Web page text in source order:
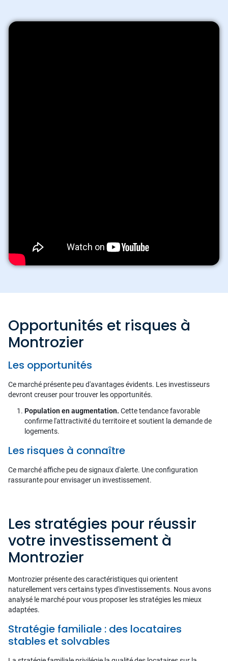
Opportunités et risques à
Montrozier
Les opportunités
Ce marché présente peu d'avantages évidents. Les investisseurs
devront creuser pour trouver les opportunités.
Population en augmentation. Cette tendance favorable
confirme l'attractivité du territoire et soutient la demande de
logements.
Les risques à connaître
Ce marché affiche peu de signaux d'alerte. Une configuration
rassurante pour envisager un investissement.
Les stratégies pour réussir
votre investissement à
Montrozier
Montrozier présente des caractéristiques qui orientent
naturellement vers certains types d'investissements. Nous avons
analysé le marché pour vous proposer les stratégies les mieux
adaptées.
Stratégie familiale : des locataires
stables et solvables